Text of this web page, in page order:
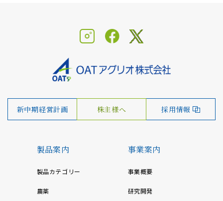
新中期経営計画 株主様へ 採用情報
製品案内
製品カテゴリー
農薬
事業案内
事業概要
研究開発